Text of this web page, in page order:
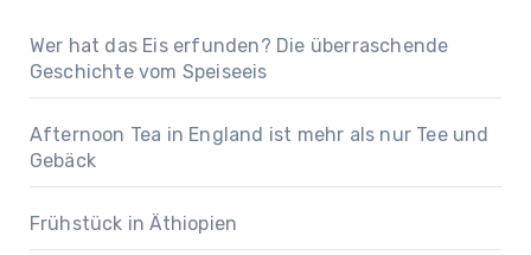
Wer hat das Eis erfunden? Die überraschende
Geschichte vom Speiseeis
Afternoon Tea in England ist mehr als nur Tee und
Gebäck
Frühstück in Äthiopien